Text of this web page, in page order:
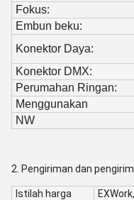
Fokus:
Embun beku:
Konektor Daya:
Konektor DMX:
Perumahan Ringan:
Menggunakan
NW
2. Pengiriman dan
Istilah harga